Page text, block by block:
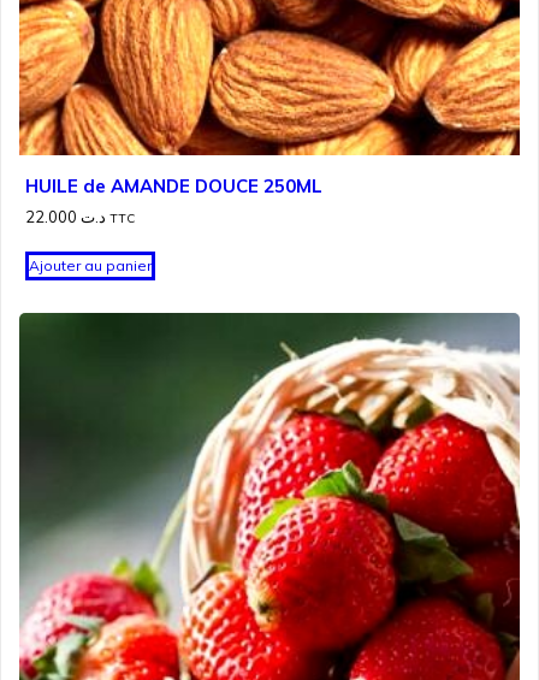
HUILE de AMANDE DOUCE 250ML
د.ت TTC
Ajouter au panier